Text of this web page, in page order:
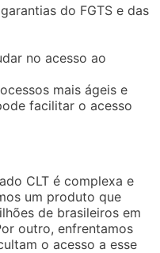
do FGTS e das
no acesso ao
mais ágeis e
facilitar o acesso
CLT é complexa e
um produto que
de brasileiros em
outro, enfrentamos
o acesso a esse